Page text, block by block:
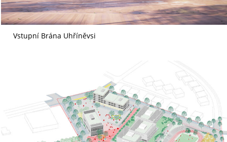
Vstupní Brána Uhříněvsi